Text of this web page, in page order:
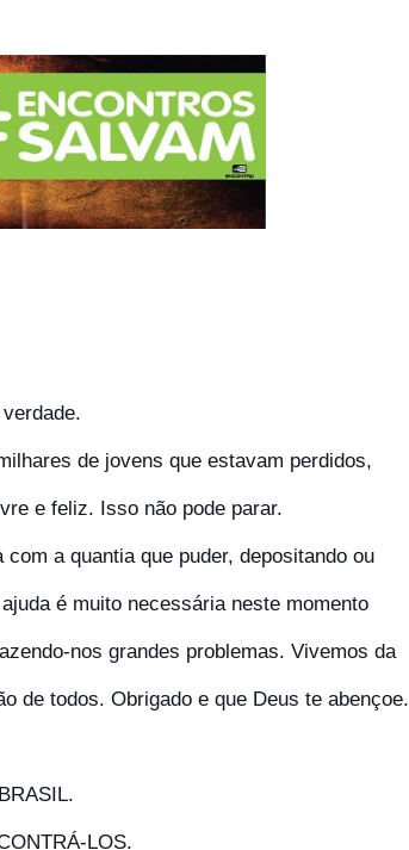
de jovens que estavam perdidos,
e feliz. Isso não pode parar.
a quantia que puder, depositando ou
é muito necessária neste momento
nos grandes problemas. Vivemos da
de todos. Obrigado e que Deus te abençoe.
LOS.